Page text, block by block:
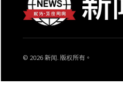
© 2026 新闻. 版权所有。